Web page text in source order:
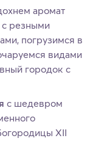
аромат
с резными
погрузимся в
видами
городок с
с шедевром
XII